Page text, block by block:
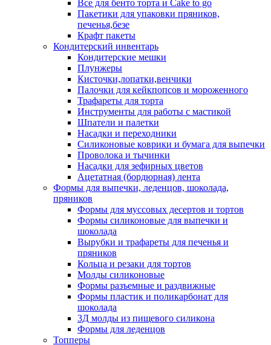
Все для бенто торта и Cake to go
Пакетики для упаковки пряников,
печенья,безе
Крафт пакеты
Кондитерский инвентарь
Кондитерские мешки
Плунжеры
Кисточки,лопатки,венчики
Палочки для кейкпопсов и мороженного
Трафареты для торта
Инструменты для работы с мастикой
Шпатели и палетки
Насадки и переходники
Силиконовые коврики и бумага для выпечки
Проволока и тычинки
Насадки для зефирных цветов
Ацетатная (бордюрная) лента
Формы для выпечки, леденцов, шоколада,
пряников
Формы для муссовых десертов и тортов
Формы силиконовые для выпечки и
шоколада
Вырубки и трафареты для печенья и
пряников
Кольца и резаки для тортов
Молды силиконовые
Формы разъемные и раздвижные
Формы пластик и поликарбонат для
шоколада
3Д молды из пищевого силикона
Формы для леденцов
Топперы